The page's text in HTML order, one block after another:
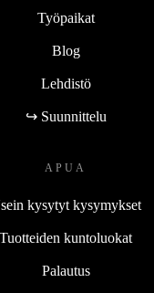
Työpaikat
Blog
Lehdistö
↪ Suunnittelu
APUA
kysytyt kysymykset
Tuotteiden kuntoluokat
Palautus